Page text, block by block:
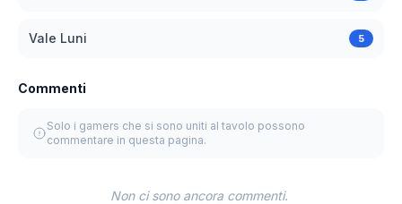
Vale Luni 5
Commenti
Solo i gamers che si sono uniti al tavolo possono
commentare in questa pagina.
Non ci sono ancora commenti.